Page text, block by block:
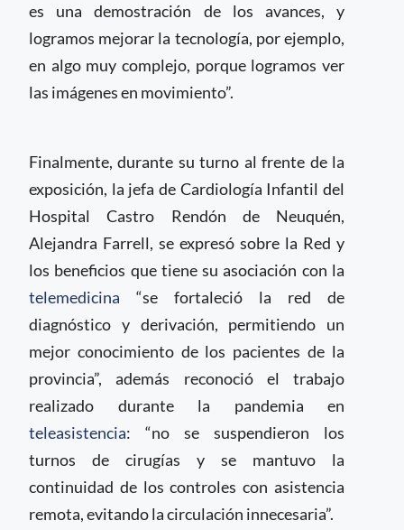
es una demostración de los avances, y
logramos mejorar la tecnología, por ejemplo,
en algo muy complejo, porque logramos ver
las imágenes en movimiento”.
Finalmente, durante su turno al frente de la
exposición, la jefa de Cardiología Infantil del
Hospital Castro Rendón de Neuquén,
Alejandra Farrell, se expresó sobre la Red y
los beneficios que tiene su asociación con la
telemedicina “se fortaleció la red de
diagnóstico y derivación, permitiendo un
mejor conocimiento de los pacientes de la
provincia”, además reconoció el trabajo
realizado durante la pandemia en
teleasistencia: “no se suspendieron los
turnos de cirugías y se mantuvo la
continuidad de los controles con asistencia
remota, evitando la circulación innecesaria”.